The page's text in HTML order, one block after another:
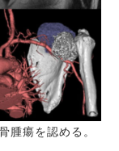
腫瘍を認める。